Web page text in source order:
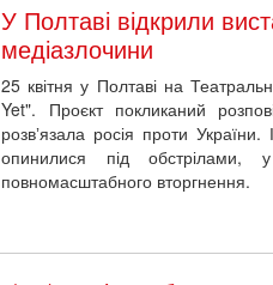
У Полтаві відкрили
медіазлочини
25 квітня у Полтаві на
Yet". Проєкт покликаний
розвʼязала росія проти
опинилися під обстрілами,
повномасштабного вторгнення.